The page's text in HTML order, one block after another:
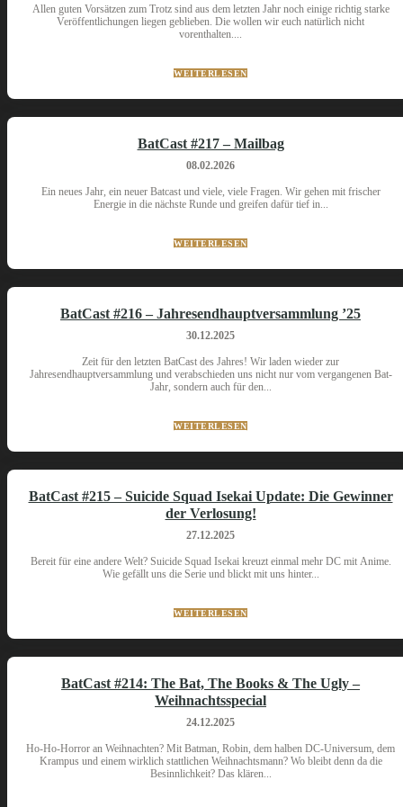
Allen guten Vorsätzen zum Trotz sind aus dem letzten Jahr noch einige richtig starke
Veröffentlichungen liegen geblieben. Die wollen wir euch natürlich nicht
vorenthalten....
WEITERLESEN
BatCast #217 – Mailbag
08.02.2026
Ein neues Jahr, ein neuer Batcast und viele, viele Fragen. Wir gehen mit frischer
Energie in die nächste Runde und greifen dafür tief in...
WEITERLESEN
BatCast #216 – Jahresendhauptversammlung ’25
30.12.2025
Zeit für den letzten BatCast des Jahres! Wir laden wieder zur
Jahresendhauptversammlung und verabschieden uns nicht nur vom vergangenen Bat-
Jahr, sondern auch für den...
WEITERLESEN
BatCast #215 – Suicide Squad Isekai Update: Die Gewinner
der Verlosung!
27.12.2025
Bereit für eine andere Welt? Suicide Squad Isekai kreuzt einmal mehr DC mit Anime.
Wie gefällt uns die Serie und blickt mit uns hinter...
WEITERLESEN
BatCast #214: The Bat, The Books & The Ugly –
Weihnachtsspecial
24.12.2025
Ho-Ho-Horror an Weihnachten? Mit Batman, Robin, dem halben DC-Universum, dem
Krampus und einem wirklich stattlichen Weihnachtsmann? Wo bleibt denn da die
Besinnlichkeit? Das klären...